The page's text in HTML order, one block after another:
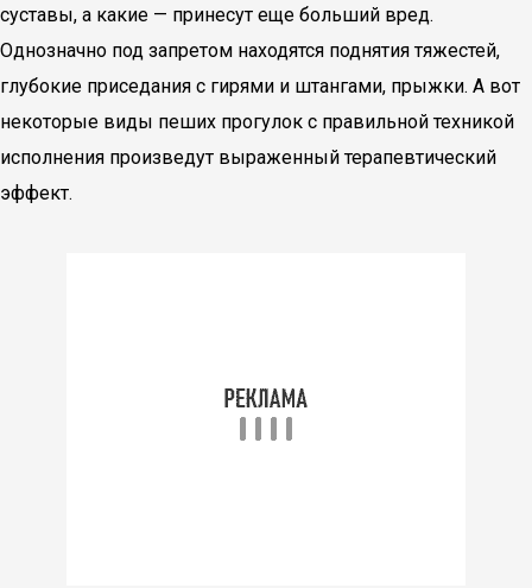
суставы, а какие — принесут еще больший вред.
Однозначно под запретом находятся поднятия тяжестей,
глубокие приседания с гирями и штангами, прыжки. А вот
некоторые виды пеших прогулок с правильной техникой
исполнения произведут выраженный терапевтический
эффект.